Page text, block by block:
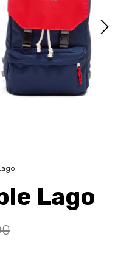
Lago